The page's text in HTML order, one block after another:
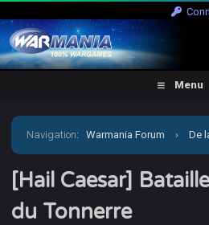
Menu
Navigation:Warmania Forum › De
› Antiquité-Historique › [Hail
Chute du Tonnerre
[Hail Caesar]
du Tonnerre